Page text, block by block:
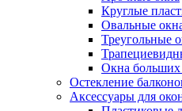
Круглые
Овальные
Треугольные
Окна больших
Остекление
Аксессуары для